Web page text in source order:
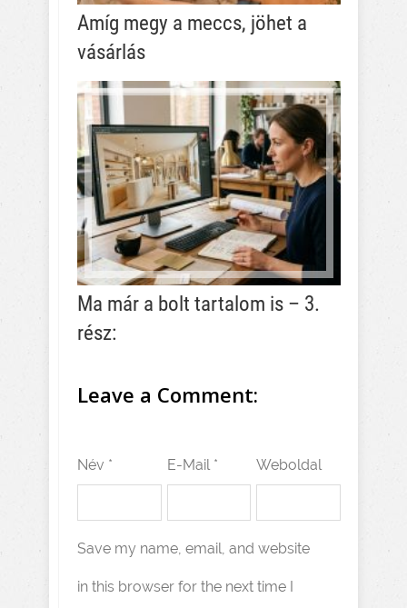
Amíg megy a meccs, jöhet a
vásárlás
Ma már a bolt tartalom is – 3.
rész:
Leave a Comment:
Név * E-Mail * Weboldal
Save my name, email, and website
in this browser for the next time I